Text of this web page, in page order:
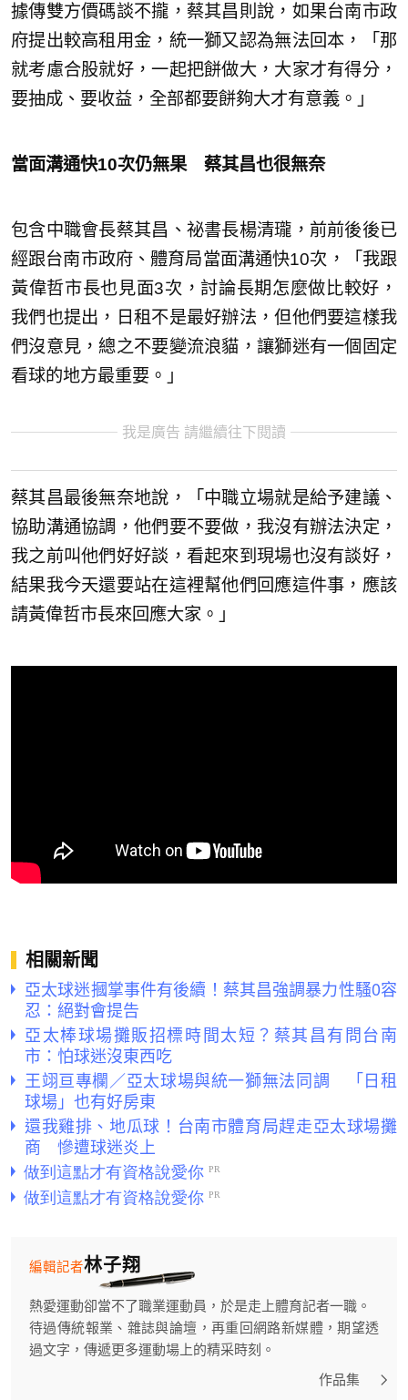
據傳雙方價碼談不攏，蔡其昌則說，如果台南市政
府提出較高租用金，統一獅又認為無法回本，「那
就考慮合股就好，一起把餅做大，大家才有得分，
要抽成、要收益，全部都要餅夠大才有意義。」
當面溝通快10次仍無果 蔡其昌也很無奈
包含中職會長蔡其昌、祕書長楊清瓏，前前後後已
經跟台南市政府、體育局當面溝通快10次，「我跟
黃偉哲市長也見面3次，討論長期怎麼做比較好，
我們也提出，日租不是最好辦法，但他們要這樣我
們沒意見，總之不要變流浪貓，讓獅迷有一個固定
看球的地方最重要。」
我是廣告 請繼續往下閱讀
蔡其昌最後無奈地說，「中職立場就是給予建議、
協助溝通協調，他們要不要做，我沒有辦法決定，
我之前叫他們好好談，看起來到現場也沒有談好，
結果我今天還要站在這裡幫他們回應這件事，應該
請黃偉哲市長來回應大家。」
相關新聞
亞太球迷摑掌事件有後續！蔡其昌強調暴力性騷0容
忍：絕對會提告
亞太棒球場攤販招標時間太短？蔡其昌有問台南
市：怕球迷沒東西吃
王翊亘專欄／亞太球場與統一獅無法同調 「日租
球場」也有好房東
還我雞排、地瓜球！台南市體育局趕走亞太球場攤
商 慘遭球迷炎上
林子翔
編輯記者
熱愛運動卻當不了職業運動員，於是走上體育記者一職。
待過傳統報業、雜誌與論壇，再重回網路新媒體，期望透
過文字，傳遞更多運動場上的精采時刻。
作品集